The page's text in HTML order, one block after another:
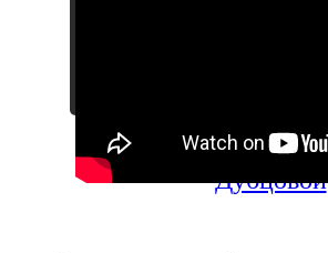
А также другие
Дубцовой